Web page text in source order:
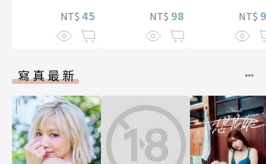
NT$ 45
NT$ 98
NT$
寫真最新